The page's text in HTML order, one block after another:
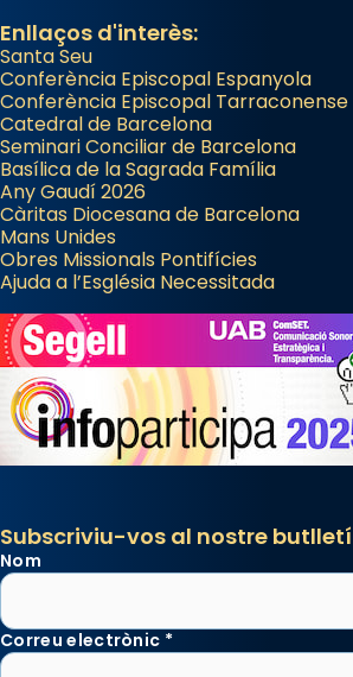
Enllaços d'interès:
Santa Seu
Conferència Episcopal Espanyola
Conferència Episcopal Tarraconense
Catedral de Barcelona
Seminari Conciliar de Barcelona
Basílica de la Sagrada Família
Any Gaudí 2026
Càritas Diocesana de Barcelona
Mans Unides
Obres Missionals Pontifícies
Ajuda a l’Església Necessitada
Subscriviu-vos al nostre
Nom
Correu electrònic *